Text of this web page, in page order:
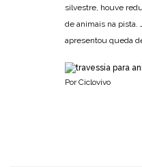
silvestre, houve
de animais na pista.
apresentou queda
Por Ciclovivo